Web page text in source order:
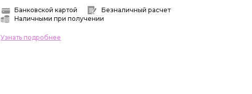
Банковской картой
Безналичный расчет
Наличными при получении
Узнать подробнее